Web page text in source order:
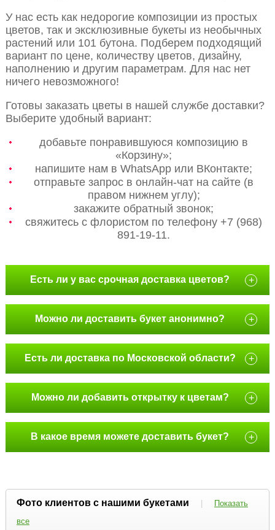
У нас есть как недорогие композиции из простых
цветов, так и эксклюзивные букеты из необычных
растений или 101 бутона. Подберем подходящий
вариант по цене, количеству цветов, дизайну,
наполнению и другим параметрам. Для нас нет
ничего невозможного!
Готовы заказать цветы в нашей службе доставки?
Выберите удобный вариант:
добавьте понравившуюся композицию в
«Корзину»;
напишите нам в WhatsApp или ВКонтакте;
отправьте запрос в онлайн-чат на сайте (в
правом нижнем углу);
закажите обратный звонок;
свяжитесь с флористом по телефону +7 (968)
891-19-11.
Есть ли у вас срочная доставка цветов? +
Можно ли доставить букет анонимно? +
Есть ли доставка по Московской области? +
Можно ли добавить открытку к цветам? +
В какое время можете доставить букет? +
Фото клиентов с нашими букетами |
Показать
все